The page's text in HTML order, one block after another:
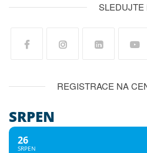
SLEDUJTE
REGISTRACE NA
SRPEN
26
SRPEN